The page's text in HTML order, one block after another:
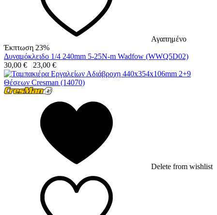
Αγαπημένο
Έκπτωση 23%
Δυναμόκλειδο 1/4 240mm 5-25N-m Wadfow (WWQ5D02)
30,00 € 23,00 €
Delete from wishlist